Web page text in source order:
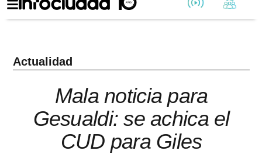
Actualidad
Mala noticia para
Gesualdi: se achica el
CUD para Giles